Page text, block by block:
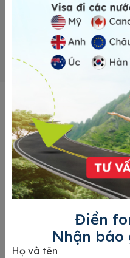
+ 90%
Khách hàng quay lại sử dụng
dịch vụ
Khách
“Hỗ trợ sau dịch vụ rất tốt,
xuyên sau khi có visa. ”
My
Hồ Chí Minh
Điền
Nhận
Họ và tên